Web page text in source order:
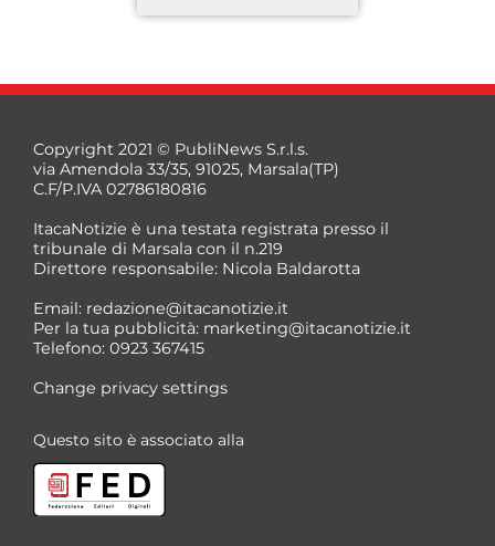
*
Copyright 2021 © PubliNews S.r.l.s.
via Amendola 33/35, 91025, Marsala(TP)
C.F/P.IVA 02786180816
ItacaNotizie è una testata registrata presso il
tribunale di Marsala con il n.219
Direttore responsabile: Nicola Baldarotta
Email: redazione@itacanotizie.it
Per la tua pubblicità: marketing@itacanotizie.it
Telefono: 0923 367415
Change privacy settings
Questo sito è associato alla